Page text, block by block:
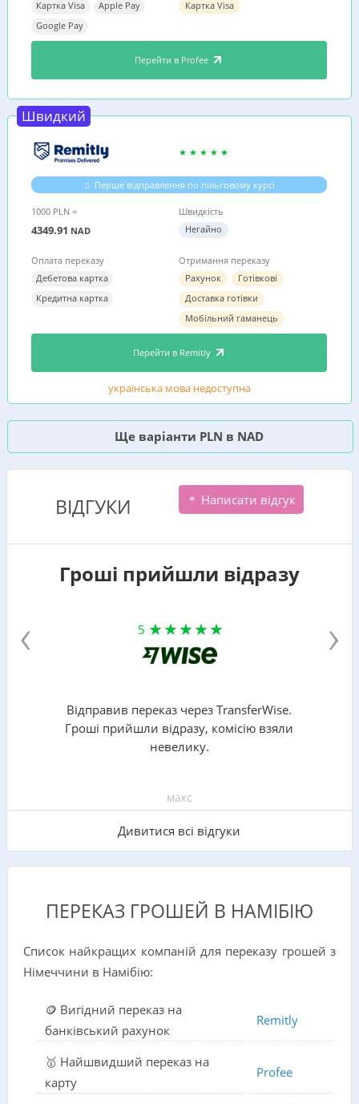
Картка Visa
Apple Pay
Google Pay
Картка Visa
Перейти в Profee
Швидкий
Перше відправлення по пільговому курсі
1000 PLN =
4349.91 NAD
Швидкість
Негайно
Оплата переказу
Дебетова картка
Кредитна картка
Отримання переказу
Рахунок
Готівкові
Доставка готівки
Мобільний гаманець
Перейти в Remitly
українська мова недоступна
Ще варіанти PLN в NAD
ВІДГУКИ Написати відгук
Гроші прийшли відразу
5
Відправив переказ через TransferWise.
Гроші прийшли відразу, комісію взяли
невелику.
макс
Дивитися всі відгуки
‹ ›
ПЕРЕКАЗ ГРОШЕЙ В НАМІБІЮ
Список найкращих компаній для переказу грошей з
Німеччини в Намібію:
🪙 Вигідний переказ на
банківський рахунок
Remitly
🥇 Найшвидший переказ на
карту
Profee